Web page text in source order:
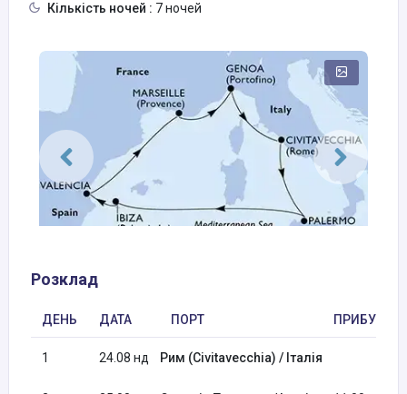
Кількість ночей : 7 ночей
Розклад
ДЕНЬ ДАТА ПОРТ ПРИБУТТЯ
1 24.08 нд Рим (Civitavecchia) / Італія